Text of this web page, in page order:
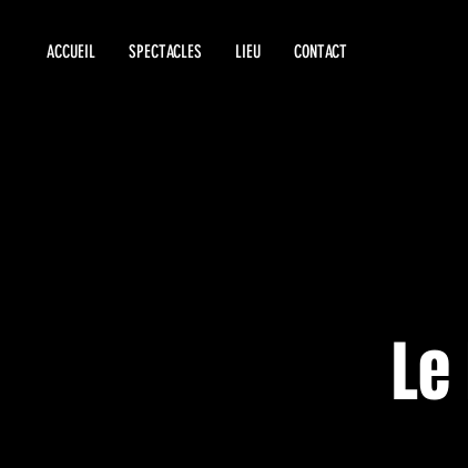
ACCUEIL SPECTACLES LIEU CONTACT
Le